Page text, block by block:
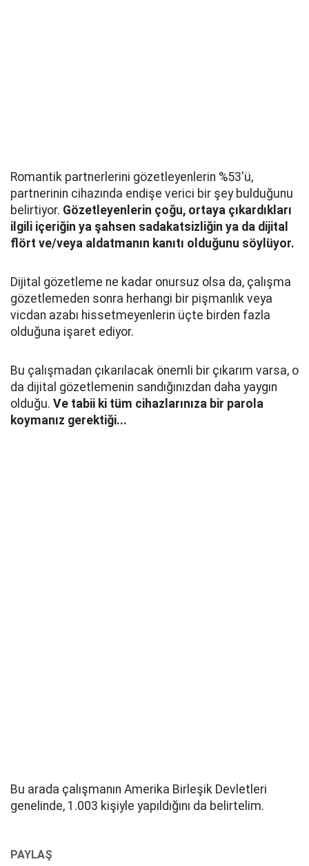
Romantik partnerlerini gözetleyenlerin %53'ü,
partnerinin cihazında endişe verici bir şey bulduğunu
belirtiyor. Gözetleyenlerin çoğu, ortaya çıkardıkları
ilgili içeriğin ya şahsen sadakatsizliğin ya da dijital
flört ve/veya aldatmanın kanıtı olduğunu söylüyor.
Dijital gözetleme ne kadar onursuz olsa da, çalışma
gözetlemeden sonra herhangi bir pişmanlık veya
vicdan azabı hissetmeyenlerin üçte birden fazla
olduğuna işaret ediyor.
Bu çalışmadan çıkarılacak önemli bir çıkarım varsa, o
da dijital gözetlemenin sandığınızdan daha yaygın
olduğu. Ve tabii ki tüm cihazlarınıza bir parola
koymanız gerektiği...
Bu arada çalışmanın Amerika Birleşik Devletleri
genelinde, 1.003 kişiyle yapıldığını da belirtelim.